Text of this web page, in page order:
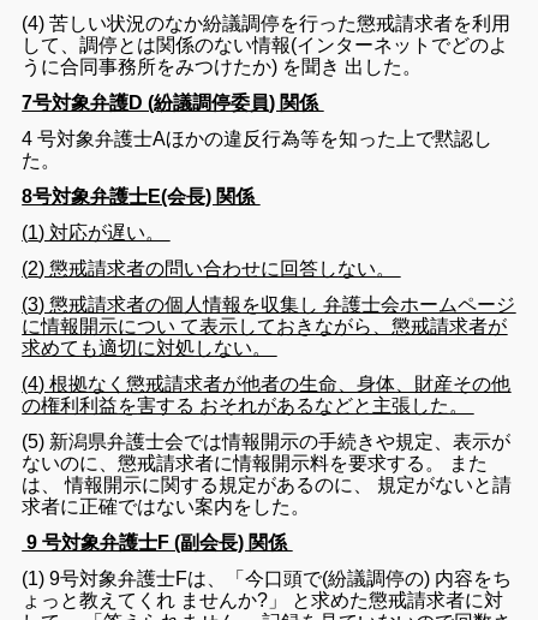
(4)苦しい状況のなか紛議調停を行った懲戒請求者を利用
して 、調停と は関係のない情報(インターネット でどのよ
う に合同事務所をみつけたか) を聞き 出した 。
7号対象弁護D (紛議調停委員) 関係
4号対象弁護士Aほかの違反行為等を知った 上で黙認し
た 。
8号対象弁護士E(会長) 関係
(1)対応が遅い。
(2)懲戒請求者の問い合わせに 回答しない。
(3)懲戒請求者の個人情報 を収集し 弁護士会ホームページ
に情報 開示について表示しておき ながら 、懲戒請求者が
求めて も適切に対処しない。
(4)根拠なく懲戒請求者が他者の生命 、身体 財産その他
の権利利益を害する おそれがあるなどと 主張した 。
(5) 新潟県弁護士会では情報 開示の手続きや規定 、表示が
ないのに 、懲戒請求者に情報 開示料を要求する 。
また
は 、情報 開示に関する規定があるのに 規定がないと請
求者に正確ではない案内を した 。
9 号対象弁護士F (副会長) 関係
(1)9号対象弁護士Fは 「今口頭で(紛議調停の) 内容をち
ょっと教えて くれ ませんか? 」 と求めた懲戒請求者に対